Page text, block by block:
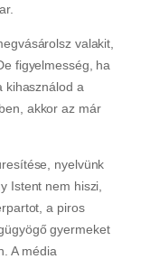
valakit,
figyelmesség, ha
kihasználod a
akkor az már
nyelvünk
Istent nem hiszi,
a piros
gyermeket
A média